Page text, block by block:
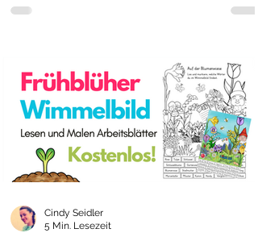
Cindy Seidler
5 Min. Lesezeit